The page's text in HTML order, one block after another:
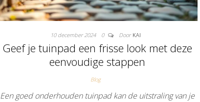
10 december 2024 0 Door KAI
Geef je tuinpad een frisse look met deze
eenvoudige stappen
Blog
Een goed onderhouden tuinpad kan de uitstraling van je